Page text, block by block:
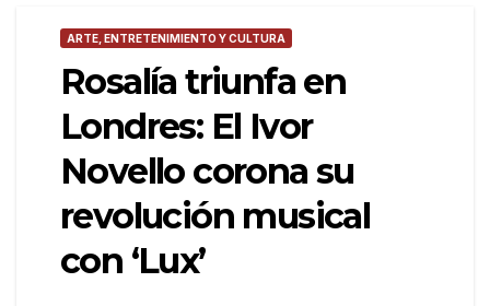
ARTE, ENTRETENIMIENTO Y CULTURA
Rosalía triunfa en
Londres: El Ivor
Novello corona su
revolución musical
con ‘Lux’